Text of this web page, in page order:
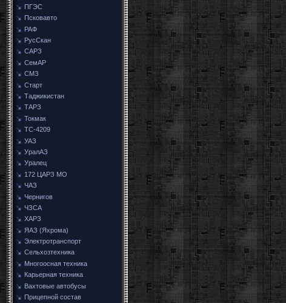
ПГЭС
Псковавто
РАФ
РусСкан
САРЗ
СемАР
СМЗ
Старт
Таджикистан
ТАРЗ
Токмак
ТС-4209
УАЗ
УралАЗ
Уралец
172 ЦАРЗ МО
ЧАЗ
Чернигов
ЧЗСА
ХАРЗ
ЯАЗ (Яхрома)
Электротранспорт
Сельхозтехника
Многоосная техника
Карьерная техника
Вахтовые автобусы
Прицепной состав